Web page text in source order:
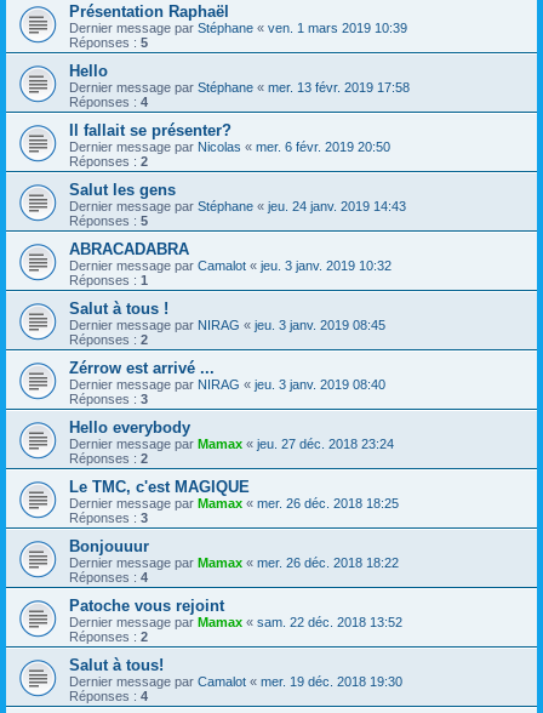
Présentation Raphaël
Dernier message par Stéphane « ven. 1 mars 2019 10:39
Réponses : 5
Hello
Dernier message par Stéphane « mer. 13 févr. 2019 17:58
Réponses : 4
Il fallait se présenter?
Dernier message par Nicolas « mer. 6 févr. 2019 20:50
Réponses : 2
Salut les gens
Dernier message par Stéphane « jeu. 24 janv. 2019 14:43
Réponses : 5
ABRACADABRA
Dernier message par Camalot « jeu. 3 janv. 2019 10:32
Réponses : 1
Salut à tous !
Dernier message par NIRAG « jeu. 3 janv. 2019 08:45
Réponses : 2
Zérrow est arrivé ...
Dernier message par NIRAG « jeu. 3 janv. 2019 08:40
Réponses : 3
Hello everybody
Dernier message par Mamax « jeu. 27 déc. 2018 23:24
Réponses : 2
Le TMC, c'est MAGIQUE
Dernier message par Mamax « mer. 26 déc. 2018 18:25
Réponses : 3
Bonjouuur
Dernier message par Mamax « mer. 26 déc. 2018 18:22
Réponses : 4
Patoche vous rejoint
Dernier message par Mamax « sam. 22 déc. 2018 13:52
Réponses : 2
Salut à tous!
Dernier message par Camalot « mer. 19 déc. 2018 19:30
Réponses : 4